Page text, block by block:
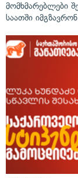
მომხმარებლები
საათში იმგზავრონ